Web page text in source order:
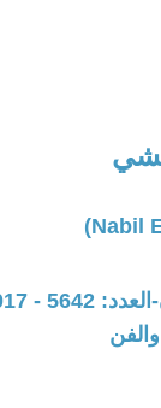
/ 9 / 17 - 00:24